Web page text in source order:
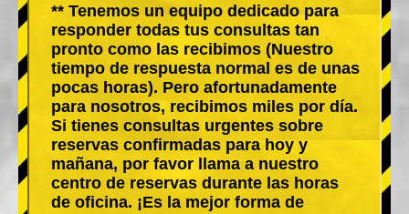
** Tenemos un equipo dedicado para
responder todas tus consultas tan
pronto como las recibimos (Nuestro
tiempo de respuesta normal es de unas
pocas horas). Pero afortunadamente
para nosotros, recibimos miles por día.
Si tienes consultas urgentes sobre
reservas confirmadas para hoy y
mañana, por favor llama a nuestro
centro de reservas durante las horas
de oficina. ¡Es la mejor forma de